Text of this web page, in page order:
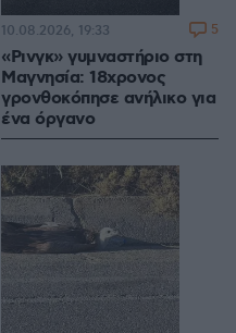
«Ρινγκ» γυμναστήριο στη
Μαγνησία: 18χρονος
γρονθοκόπησε ανήλικο για
ένα όργανο
10.08.2026, 19:33 5